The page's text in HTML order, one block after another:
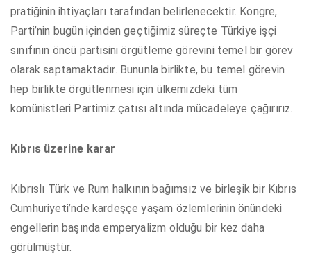
pratiğinin ihtiyaçları tarafından belirlenecektir. Kongre,
Parti’nin bugün içinden geçtiğimiz süreçte Türkiye işçi
sınıfının öncü partisini örgütleme görevini temel bir görev
olarak saptamaktadır. Bununla birlikte, bu temel görevin
hep birlikte örgütlenmesi için ülkemizdeki tüm
komünistleri Partimiz çatısı altında mücadeleye çağırırız.
Kıbrıs üzerine karar
Kıbrıslı Türk ve Rum halkının bağımsız ve birleşik bir Kıbrıs
Cumhuriyeti’nde kardeşçe yaşam özlemlerinin önündeki
engellerin başında emperyalizm olduğu bir kez daha
görülmüştür.